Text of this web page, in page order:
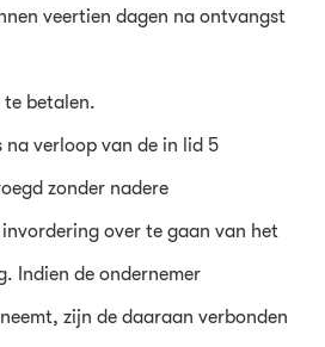
veertien dagen na ontvangst
betalen.
na verloop van de in lid 5
zonder nadere
over te gaan van het
Indien de ondernemer
zijn de daaraan verbonden